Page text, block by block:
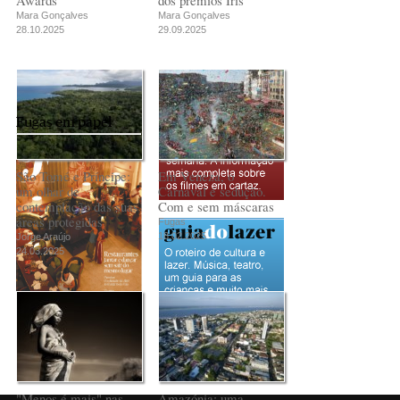
Mara Gonçalves
28.10.2025
Mara Gonçalves
29.09.2025
São Tomé e Príncipe:
um olhar de
contemplação das suas
áreas protegidas
Jorge Araújo
24.03.2025
Em Veneza, o
Carnaval é sedução.
Com e sem máscaras
Fugas
18.02.2025
Fugas em papel
PUB